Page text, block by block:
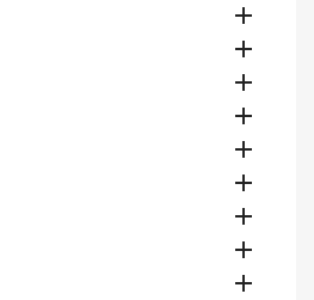








